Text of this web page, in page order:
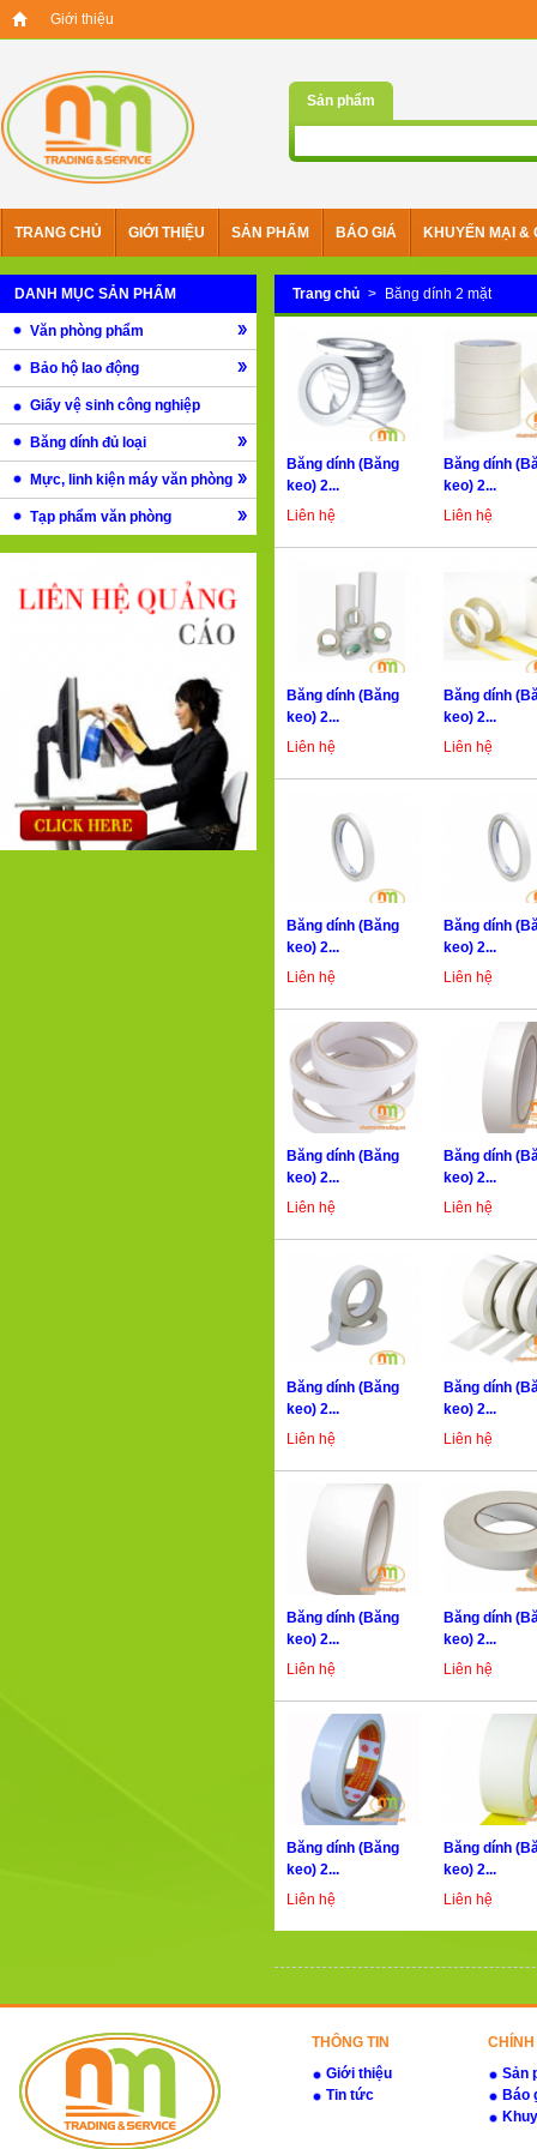
Giới thiệu
Sản phẩm
TRANG CHỦ GIỚI THIỆU SẢN PHẨM BÁO GIÁ KHUYẾN MẠI &
DANH MỤC SẢN PHẨM
Văn phòng phẩm
Bảo hộ lao động
Giấy vệ sinh công nghiệp
Băng dính đủ loại
Mực, linh kiện máy văn phòng
Tạp phẩm văn phòng
Trang chủ > Băng dính 2 mặt
Băng dính (Băng
keo) 2...
Liên hệ
Băng dính
keo) 2...
Liên hệ
Băng dính (Băng
keo) 2...
Liên hệ
Băng dính
keo) 2...
Liên hệ
Băng dính (Băng
keo) 2...
Liên hệ
Băng dính
keo) 2...
Liên hệ
Băng dính (Băng
keo) 2...
Liên hệ
Băng dính
keo) 2...
Liên hệ
Băng dính (Băng
keo) 2...
Liên hệ
Băng dính
keo) 2...
Liên hệ
Băng dính (Băng
keo) 2...
Liên hệ
Băng dính
keo) 2...
Liên hệ
Băng dính (Băng
keo) 2...
Liên hệ
Băng dính
keo) 2...
Liên hệ
THÔNG TIN
Giới thiệu
Tin tức
Sản
Báo